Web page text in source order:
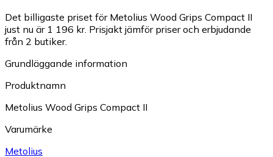
Det billigaste priset för Metolius Wood Grips Compact II
just nu är 1 196 kr. Prisjakt jämför priser och erbjudande
från 2 butiker.
Grundläggande information
Produktnamn
Metolius Wood Grips Compact II
Varumärke
Metolius